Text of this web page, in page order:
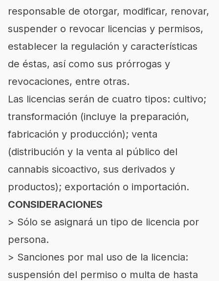
responsable de otorgar, modificar, renovar,
suspender o revocar licencias y permisos,
establecer la regulación y características
de éstas, así como sus prórrogas y
revocaciones, entre otras.
Las licencias serán de cuatro tipos: cultivo;
transformación (incluye la preparación,
fabricación y producción); venta
(distribución y la venta al público del
cannabis sicoactivo, sus derivados y
productos); exportación o importación.
CONSIDERACIONES
> Sólo se asignará un tipo de licencia por
persona.
> Sanciones por mal uso de la licencia:
suspensión del permiso o multa de hasta